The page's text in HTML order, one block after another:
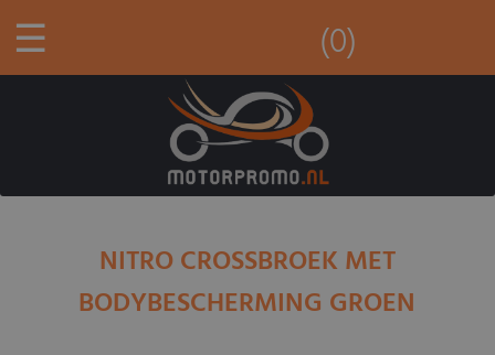
☰ (0)
NITRO CROSSBROEK MET
BODYBESCHERMING GROEN